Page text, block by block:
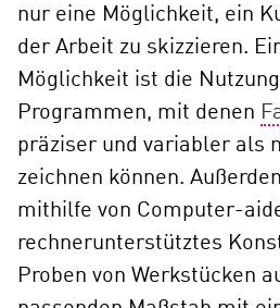
nur eine Möglichkeit, ein
der Arbeit zu skizzieren.
Möglichkeit ist die
Programmen, mit denen
präziser und variabler als
zeichnen können.
mithilfe von Computer-
rechnerunterstütztes
Proben von Werkstücken